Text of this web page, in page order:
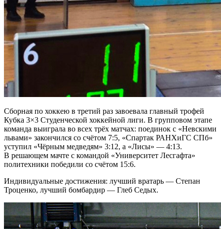
Сборная по хоккею в третий раз завоевала главный трофей
Кубка 3×3 Студенческой хоккейной лиги. В групповом этапе
команда выиграла во всех трёх матчах: поединок с «Невскими
львами» закончился со счётом 7:5, «Спартак РАНХиГС СПб»
уступил «Чёрным медведям» 3:12, а «Лисы» — 4:13.
В решающем мачте с командой «Университет Лесгафта»
политехники победили со счётом 15:6.
Индивидуальные достижения: лучший вратарь — Степан
Троценко, лучший бомбардир — Глеб Седых.